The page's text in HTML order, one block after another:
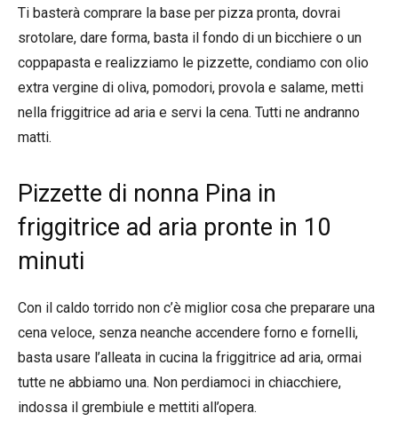
Ti basterà comprare la base per pizza pronta, dovrai
srotolare, dare forma, basta il fondo di un bicchiere o un
coppapasta e realizziamo le pizzette, condiamo con olio
extra vergine di oliva, pomodori, provola e salame, metti
nella friggitrice ad aria e servi la cena. Tutti ne andranno
matti.
Pizzette di nonna Pina in
friggitrice ad aria pronte in 10
minuti
Con il caldo torrido non c’è miglior cosa che preparare una
cena veloce, senza neanche accendere forno e fornelli,
basta usare l’alleata in cucina la friggitrice ad aria, ormai
tutte ne abbiamo una. Non perdiamoci in chiacchiere,
indossa il grembiule e mettiti all’opera.